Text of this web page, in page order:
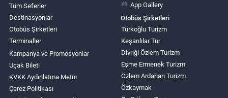
Tüm Seferler
Destinasyonlar
Otobüs Şirketleri
Terminaller
Kampanya ve Promosyonlar
Uçak Bileti
KVKK Aydınlatma Metni
Çerez Politikası
App Gallery
Otobüs Şirketleri
Türkoğlu Turizm
Keşanlılar Tur
Divriği Özlem Turizm
Eşme Ermenek Turizm
Özlem Ardahan Turizm
Özkaymak